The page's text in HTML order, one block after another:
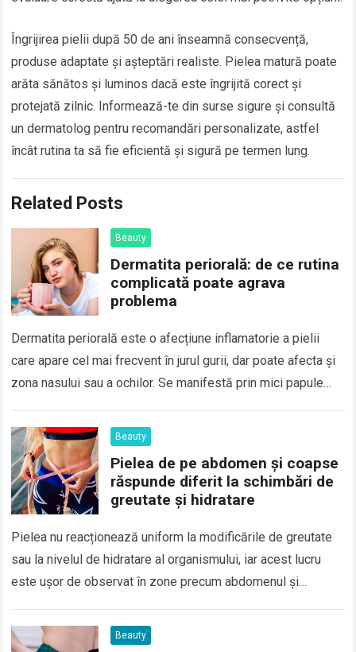
Îngrijirea pielii după 50 de ani înseamnă consecvență,
produse adaptate și așteptări realiste. Pielea matură poate
arăta sănătos și luminos dacă este îngrijită corect și
protejată zilnic. Informează-te din surse sigure și consultă
un dermatolog pentru recomandări personalizate, astfel
încât rutina ta să fie eficientă și sigură pe termen lung.
Related Posts
Beauty
Dermatita periorală: de ce rutina
complicată poate agrava
problema
Dermatita periorală este o afecțiune inflamatorie a pielii
care apare cel mai frecvent în jurul gurii, dar poate afecta și
zona nasului sau a ochilor. Se manifestă prin mici papule…
Beauty
Pielea de pe abdomen și coapse
răspunde diferit la schimbări de
greutate și hidratare
Pielea nu reacționează uniform la modificările de greutate
sau la nivelul de hidratare al organismului, iar acest lucru
este ușor de observat în zone precum abdomenul și
Beauty